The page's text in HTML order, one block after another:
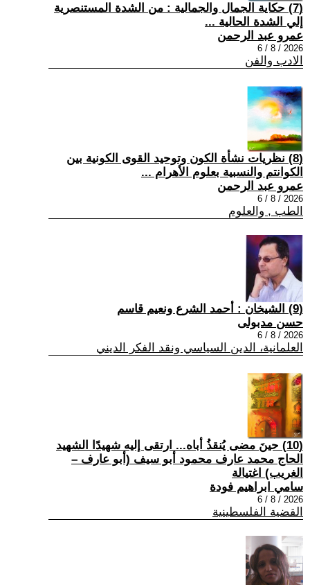
(7) حكاية الجمال والجمالية : من الشدة المستنصرية
إلي الشدة الحالية ...
عمرو عبد الرحمن
2026 / 8 / 6
الادب والفن
(8) نظريات نشأة الكون وتوحيد القوى الكونية بين
الكوانتم والنسبية بعلوم الأهرام ...
عمرو عبد الرحمن
2026 / 8 / 6
الطب , والعلوم
(9) الشيخان : أحمد الشرع ونعيم قاسم
حسن مدبولى
2026 / 8 / 6
العلمانية، الدين السياسي ونقد الفكر الديني
(10) حينَ مضى يُنقذُ أباه... ارتقى إليه شهيدًا الشهيد
الحاج محمد عارف محمود أبو سيف (أبو عارف –
الغريب) اغتيالة
سامي ابراهيم فودة
2026 / 8 / 6
القضية الفلسطينية